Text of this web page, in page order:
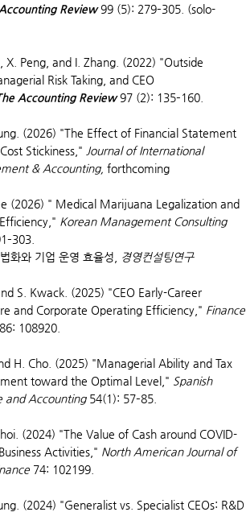
Review99 (5): 279–305. (solo-
X. Peng, and I. Zhang. (2022) "Outside
Risk Taking, and CEO
Accounting Review97 (2): 135–160.
(2026) "The Effect of Financial Statement
Stickiness," Journal of International
& Accounting, forthcoming
(2026) " Medical Marijuana Legalization and
Korean Management Consulting
화와 기업 운영 효율성,
경영컨설팅연구
S. Kwack. (2025) "CEO Early-Career
and Corporate Operating Efficiency," Finance
108920.
H. Cho. (2025) "Managerial Ability and Tax
toward the Optimal Level," Spanish
and Accounting 54(1): 57–85.
(2024) "The Value of Cash around COVID-
Activities," North American Journal of
74: 102199.
(2024) "Generalist vs. Specialist CEOs: R&D